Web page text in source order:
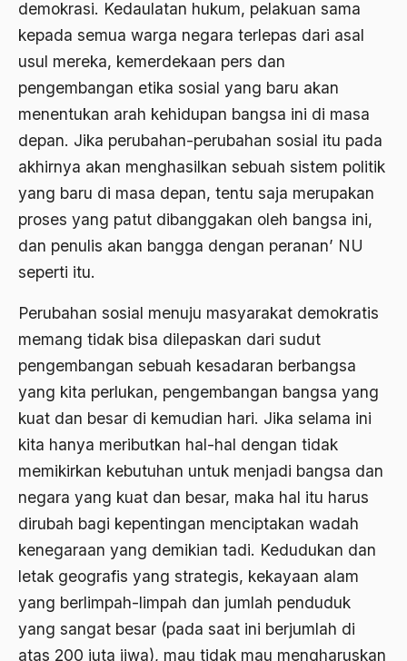
demokrasi. Kedaulatan hukum, pelakuan sama
kepada semua warga negara terlepas dari asal
usul mereka, kemerdekaan pers dan
pengembangan etika sosial yang baru akan
menentukan arah kehidupan bangsa ini di masa
depan. Jika perubahan-perubahan sosial itu pada
akhirnya akan menghasilkan sebuah sistem politik
yang baru di masa depan, tentu saja merupakan
proses yang patut dibanggakan oleh bangsa ini,
dan penulis akan bangga dengan peranan’ NU
seperti itu.
Perubahan sosial menuju masyarakat demokratis
memang tidak bisa dilepaskan dari sudut
pengembangan sebuah kesadaran berbangsa
yang kita perlukan, pengembangan bangsa yang
kuat dan besar di kemudian hari. Jika selama ini
kita hanya meributkan hal-hal dengan tidak
memikirkan kebutuhan untuk menjadi bangsa dan
negara yang kuat dan besar, maka hal itu harus
dirubah bagi kepentingan menciptakan wadah
kenegaraan yang demikian tadi. Kedudukan dan
letak geografis yang strategis, kekayaan alam
yang berlimpah-limpah dan jumlah penduduk
yang sangat besar (pada saat ini berjumlah di
atas 200 juta jiwa), mau tidak mau mengharuskan
Ahmad Dhani
Ahmad Hasan Rurbi
Ahmad Khomeini
Ahmad Syafi’i Ma’arif
Ahmad Tirtisudiro
ahmad wahib
Ahmad Wahid
Ahmadiyah
AIDS
Airport
Airport Changi
Airport Noto Hadi Negoro
Ajaran AGama
Ajaran Agama Islam
Ajaran Islam
ajaran kemasyarakatan
Ajengan SIngaparna
Akademi Betawi
Akademi Jakarta